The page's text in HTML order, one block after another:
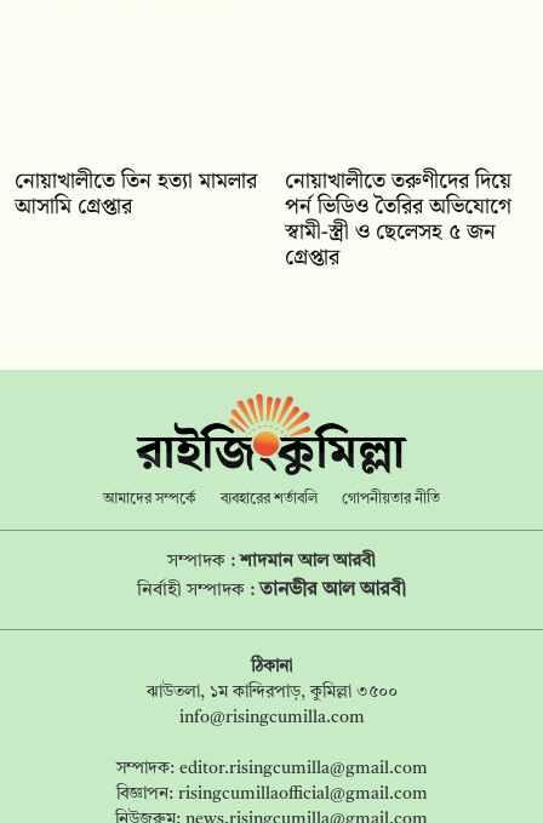
নোয়াখালীতে তিন হত্যা মামলার
আসামি গ্রেপ্তার
নোয়াখালীতে তরুণীদের দিয়ে
পর্ন ভিডিও তৈরির অভিযোগে
স্বামী-স্ত্রী ও ছেলেসহ ৫ জন
গ্রেপ্তার
আমাদের সম্পর্কে ব্যবহারের শর্তাবলি গোপনীয়তার নীতি
সম্পাদক :শাদমান আল আরবী
নির্বাহী সম্পাদক : তানভীর আল আরবী
ঠিকানা
ঝাউতলা, ১ম কান্দিরপাড়, কুমিল্লা ৩৫০০
info@risingcumilla.com
সম্পাদক: editor.risingcumilla@gmail.com
বিজ্ঞাপন: risingcumillaofficial@gmail.com
নিউজরুম: news.risingcumilla@gmail.com